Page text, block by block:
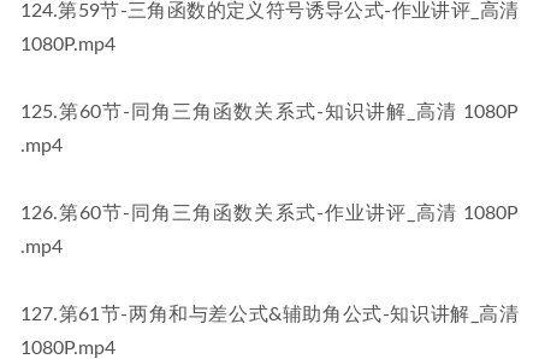
​124​.第59节-三角函数的定义符号诱导公式-作业讲评_高清
1080P​​.mp4
​125​.第60节-同角三角函数关系式-知识讲解_高清 1080P​​
.mp4
​126​.第60节-同角三角函数关系式-作业讲评_高清 1080P​​
.mp4
​127​.第61节-两角和与差公式&辅助角公式-知识讲解_高清
1080P​​.mp4